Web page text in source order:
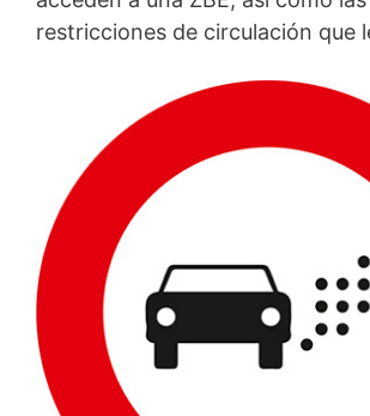
restricciones de circulación que